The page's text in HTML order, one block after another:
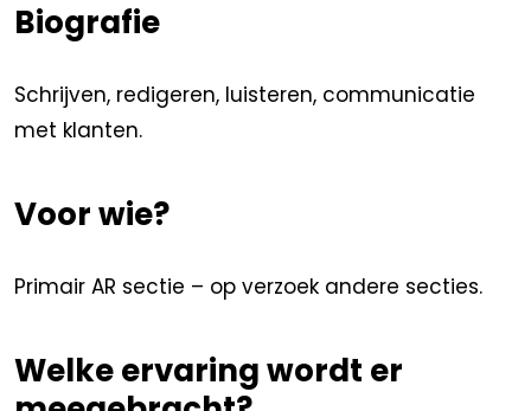
Biografie
Schrijven, redigeren, luisteren, communicatie
met klanten.
Voor wie?
Primair AR sectie – op verzoek andere secties.
Welke ervaring wordt er